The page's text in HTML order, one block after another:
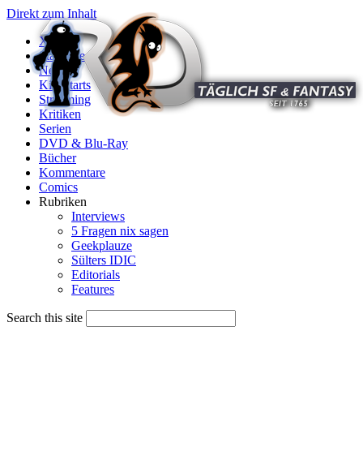
Direkt zum Inhalt
X
Startseite
News
Kinostarts
Streaming
Kritiken
Serien
DVD & Blu-Ray
Bücher
Kommentare
Comics
Rubriken
Interviews
5 Fragen nix sagen
Geekplauze
Sülters IDIC
Editorials
Features
Search this site